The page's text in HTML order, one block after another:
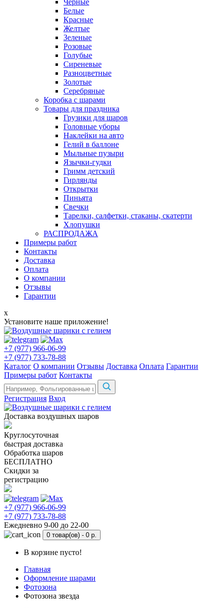
Черные
Белые
Красные
Желтые
Зеленые
Розовые
Голубые
Сиреневые
Разноцветные
Золотые
Серебряные
Коробка с шарами
Товары для праздника
Грузики для шаров
Головные уборы
Наклейки на авто
Гелий в баллоне
Мыльные пузыри
Язычки-гудки
Гримм детский
Гирлянды
Открытки
Пиньята
Свечки
Тарелки, салфетки, стаканы, скатерти
Хлопушки
РАСПРОДАЖА
Примеры работ
Контакты
Доставка
Оплата
О компании
Отзывы
Гарантии
x
Установите наше приложение!
+7 (977) 966-06-99
+7 (977) 733-78-88
Каталог О компании Отзывы Доставка Оплата Гарантии
Примеры работ Контакты
Регистрация Вход
Доставка воздушных шаров
Круглосуточная
быстрая доставка
Обработка шаров
БЕСПЛАТНО
Скидки за
регистрацию
+7 (977) 966-06-99
+7 (977) 733-78-88
Ежедневно 9-00 до 22-00
0 товар(ов) - 0 р.
В корзине пусто!
Главная
Оформление шарами
Фотозона
Фотозона звезда